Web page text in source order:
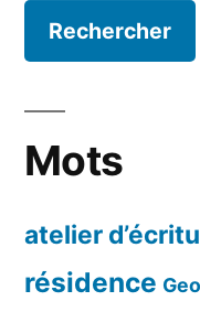
Mots
atelier
résidence